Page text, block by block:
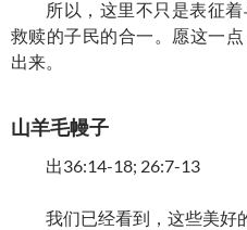
所以，这里不只是表征
救赎的子民的合一。愿这一
出来。
山羊毛幔子
出36:14-18; 26:7-13
我们已经看到，这些美好